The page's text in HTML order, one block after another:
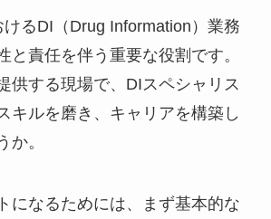
るDI（Drug Information）業務
と責任を伴う重要な役割です。
供する現場で、DIスペシャリス
キルを磨き、キャリアを構築し
か。
になるためには、まず基本的な